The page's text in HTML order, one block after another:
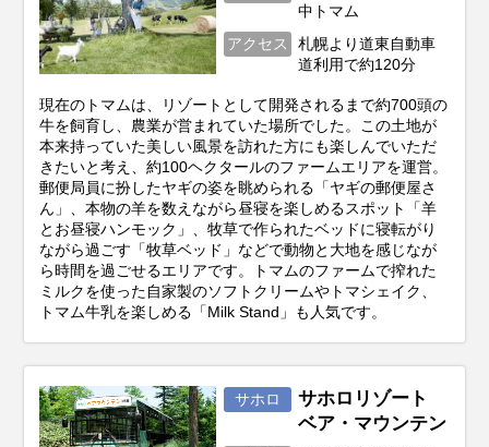
中トマム
アクセス
札幌より道東自動車
道利用で約120分
現在のトマムは、リゾートとして開発されるまで約700頭の
牛を飼育し、農業が営まれていた場所でした。この土地が
本来持っていた美しい風景を訪れた方にも楽しんでいただ
きたいと考え、約100ヘクタールのファームエリアを運営。
郵便局員に扮したヤギの姿を眺められる「ヤギの郵便屋さ
ん」、本物の羊を数えながら昼寝を楽しめるスポット「羊
とお昼寝ハンモック」、牧草で作られたベッドに寝転がり
ながら過ごす「牧草ベッド」などで動物と大地を感じなが
ら時間を過ごせるエリアです。トマムのファームで搾れた
ミルクを使った自家製のソフトクリームやトマシェイク、
トマム牛乳を楽しめる「Milk Stand」も人気です。
サホロ
サホロリゾート
ベア・マウンテン